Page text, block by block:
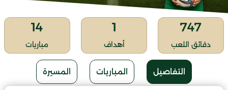
747
دقائق اللعب
1
أهداف
14
مباريات
التفاصيل المباريات المسيرة